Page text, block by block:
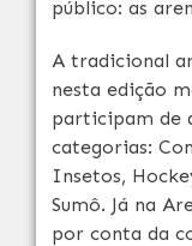
público: as
A tradicional
nesta edição
participam de
categorias:
Insetos,
Sumô. Já na
por conta da